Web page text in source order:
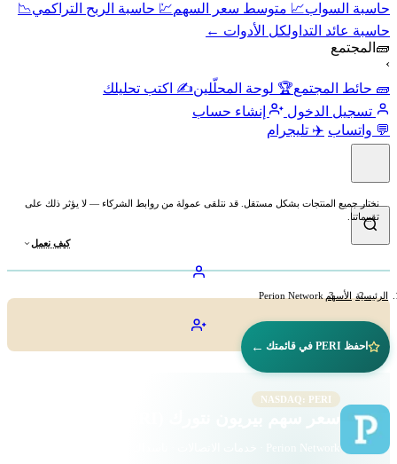
حاسبة السواب📈 متوسط سعر السهم💹 حاسبة الربح التراكمي 📉
حاسبة عائد التداولكل الأدوات ←
🧱المجتمع
🧱 حائط المجتمع🏆 لوحة المحلّلين✍️ اكتب تحليلك
تسجيل الدخول
إنشاء حساب
💬 واتساب ✈️ تليجرام
نختار جميع المنتجات بشكل مستقل. قد نتلقى عمولة من روابط الشركاء — لا يؤثر ذلك على
تقييماتنا.
كيف نعمل
الرئيسية الأسهم Perion Network
احفظ PERI في قائمتك ←
NASDAQ: PERI
سعر سهم بيريون نتورك (PERI)
Perion Network · خدمات الاتصالات · ناسداك